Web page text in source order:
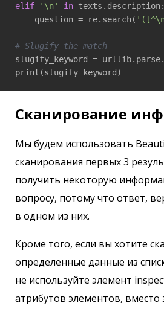
elif
'\n' in texts.description:
    question = re.search(
# Slugify the match
slugify_keyword =
Сканирование
Мы будем использовать
сканирования первых 3
получить некоторую
вопросу, потому что ответ,
в одном из них.
Кроме того, если вы хотите
определенные данные из
не используйте элемент
атрибутов элементов, вместо